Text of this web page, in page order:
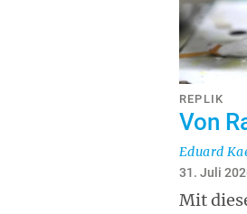
REPLIK
Von
Eduard
31. Juli
Mit